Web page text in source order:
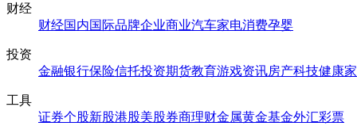
财经
财经国内国际品牌企业商业汽车家电消费孕婴
投资
金融银行保险信托投资期货教育游戏资讯房产科技健康
工具
证券个股新股港股美股券商理财金属黄金基金外汇彩票